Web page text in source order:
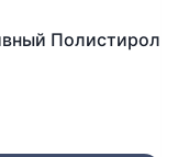
Полистирол